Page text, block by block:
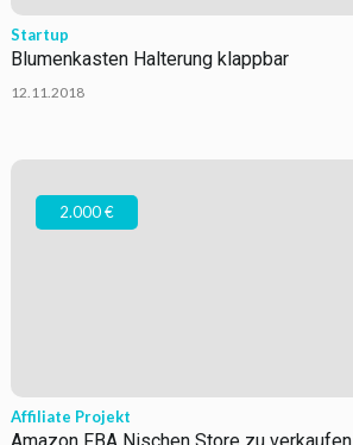
Startup
Blumenkasten Halterung klappbar
12.11.2018
2.000 €
Affiliate Projekt